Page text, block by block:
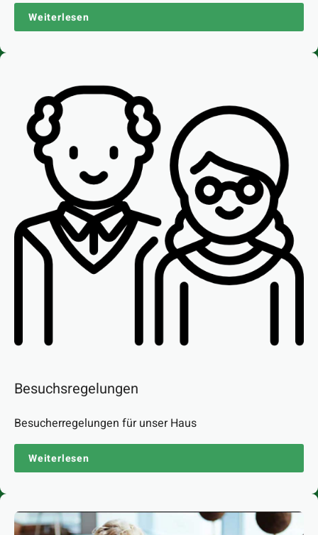
Weiterlesen
Besuchsregelungen
Besucherregelungen für unser Haus
Weiterlesen